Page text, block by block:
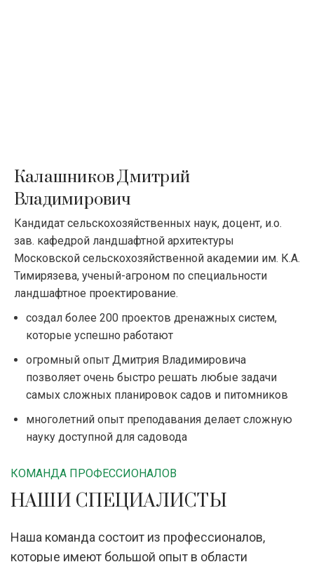
Калашников Дмитрий
Владимирович
Кандидат сельскохозяйственных наук, доцент, и.о.
зав. кафедрой ландшафтной архитектуры
Московской сельскохозяйственной академии им. К.А.
Тимирязева, ученый-агроном по специальности
ландшафтное проектирование.
создал более 200 проектов дренажных систем,
которые успешно работают
огромный опыт Дмитрия Владимировича
позволяет очень быстро решать любые задачи
самых сложных планировок садов и питомников
многолетний опыт преподавания делает сложную
науку доступной для садовода
КОМАНДА ПРОФЕССИОНАЛОВ
НАШИ СПЕЦИАЛИСТЫ
Наша команда состоит из профессионалов,
которые имеют большой опыт в области